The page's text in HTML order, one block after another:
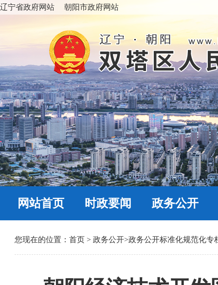
辽宁省政府网站 朝阳市政府网站
网站首页 时政要闻 政务公开
您现在的位置： 首页 > 政务公开>政务公开标准化规范化专